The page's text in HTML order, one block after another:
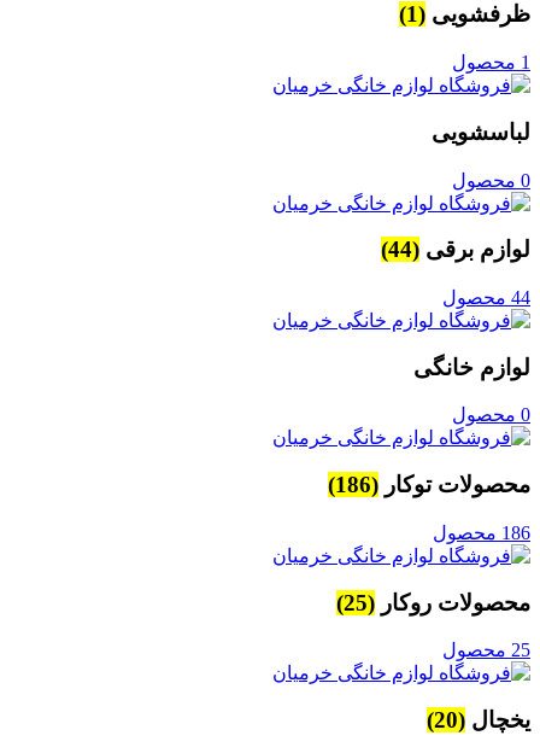
ظرفشویی (1)
1 محصول
لباسشویی
0 محصول
لوازم برقی (44)
44 محصول
لوازم خانگی
0 محصول
محصولات توکار (186)
186 محصول
محصولات روکار (25)
25 محصول
یخچال (20)